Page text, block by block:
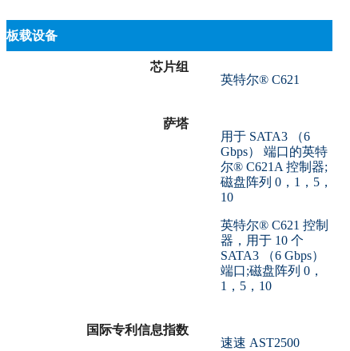
板载设备
芯片组
英特尔® C621
萨塔
用于 SATA3 （6
Gbps） 端口的英特
尔® C621A 控制器;
磁盘阵列 0，1，5，
10
英特尔® C621 控制
器，用于 10 个
SATA3 （6 Gbps）
端口;磁盘阵列 0，
1，5，10
国际专利信息指数
速速 AST2500